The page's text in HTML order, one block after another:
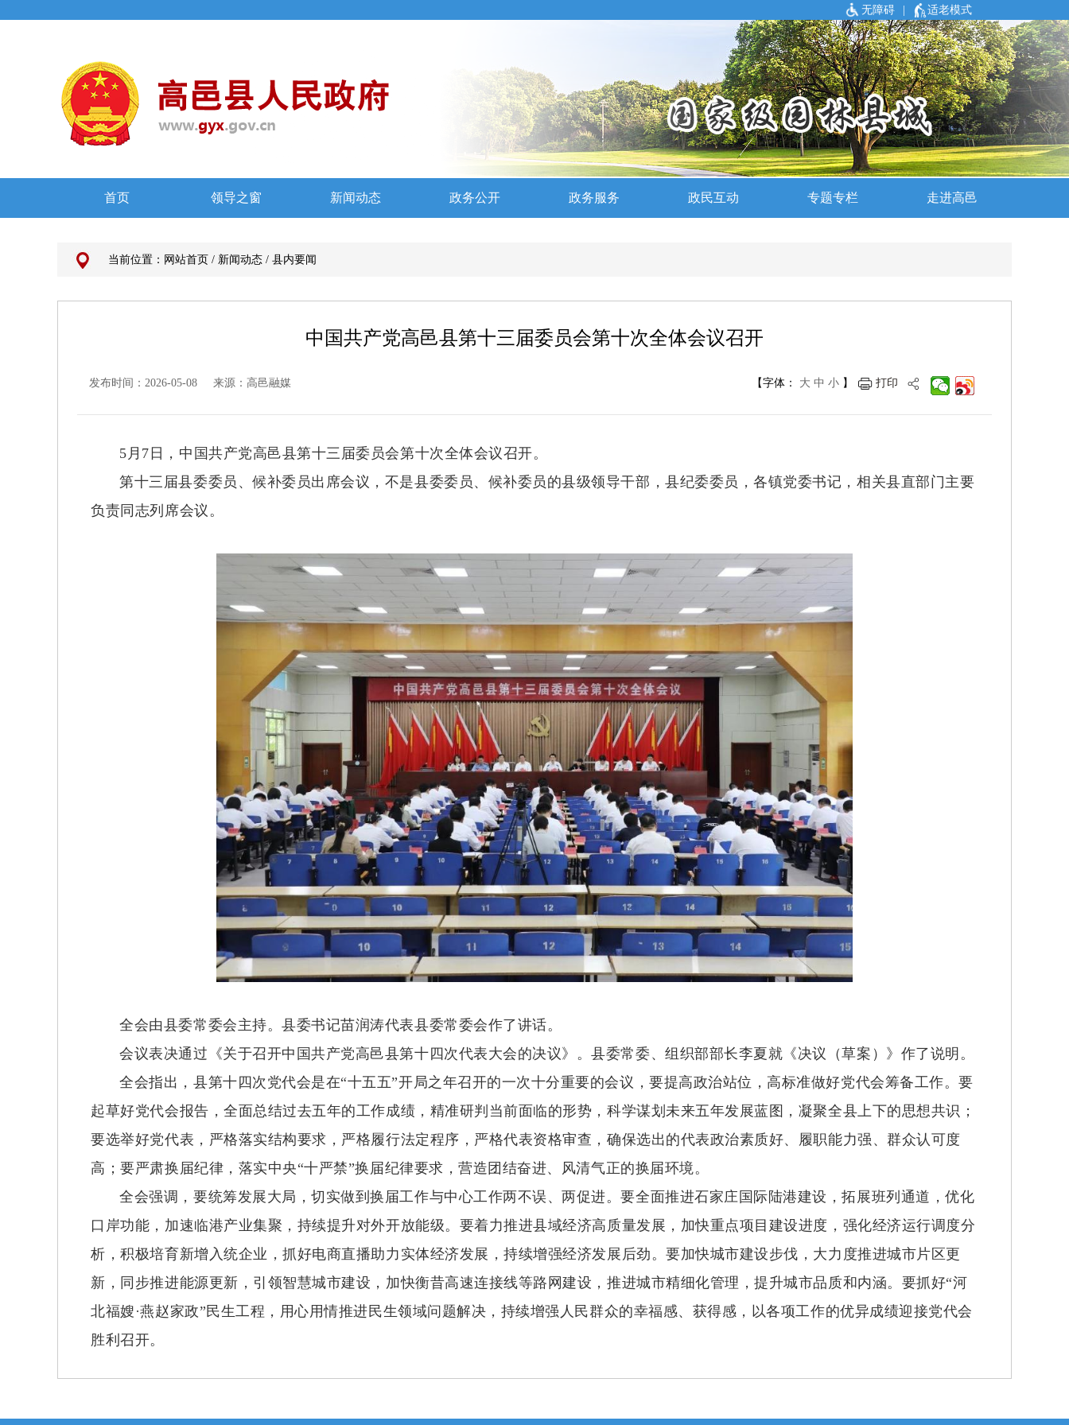
无障碍 适老模式
当前位置： 网站首页 / 新闻动态 / 县内要闻
中国共产党高邑县第十三届委员会第十次全体会议召开
发布时间：2026-05-08 来源： 高邑融媒 【字体： 大 中 小 】 打印
5月7日，中国共产党高邑县第十三届委员会第十次全体会议召开。
第十三届县委委员、候补委员出席会议，不是县委委员、候补委员的县级领导干部，县纪委委员，各镇党委书记，相关县直部门主要
负责同志列席会议。
全会由县委常委会主持。县委书记苗润涛代表县委常委会作了讲话。
会议表决通过《关于召开中国共产党高邑县第十四次代表大会的决议》。县委常委、组织部部长李夏就《决议（草案）》作了说明。
全会指出，县第十四次党代会是在“十五五”开局之年召开的一次十分重要的会议，要提高政治站位，高标准做好党代会筹备工作。要
起草好党代会报告，全面总结过去五年的工作成绩，精准研判当前面临的形势，科学谋划未来五年发展蓝图，凝聚全县上下的思想共识；
要选举好党代表，严格落实结构要求，严格履行法定程序，严格代表资格审查，确保选出的代表政治素质好、履职能力强、群众认可度
高；要严肃换届纪律，落实中央“十严禁”换届纪律要求，营造团结奋进、风清气正的换届环境。
全会强调，要统筹发展大局，切实做到换届工作与中心工作两不误、两促进。要全面推进石家庄国际陆港建设，拓展班列通道，优化
口岸功能，加速临港产业集聚，持续提升对外开放能级。要着力推进县域经济高质量发展，加快重点项目建设进度，强化经济运行调度分
析，积极培育新增入统企业，抓好电商直播助力实体经济发展，持续增强经济发展后劲。要加快城市建设步伐，大力度推进城市片区更
新，同步推进能源更新，引领智慧城市建设，加快衡昔高速连接线等路网建设，推进城市精细化管理，提升城市品质和内涵。要抓好“河
北福嫂·燕赵家政”民生工程，用心用情推进民生领域问题解决，持续增强人民群众的幸福感、获得感，以各项工作的优异成绩迎接党代会
胜利召开。